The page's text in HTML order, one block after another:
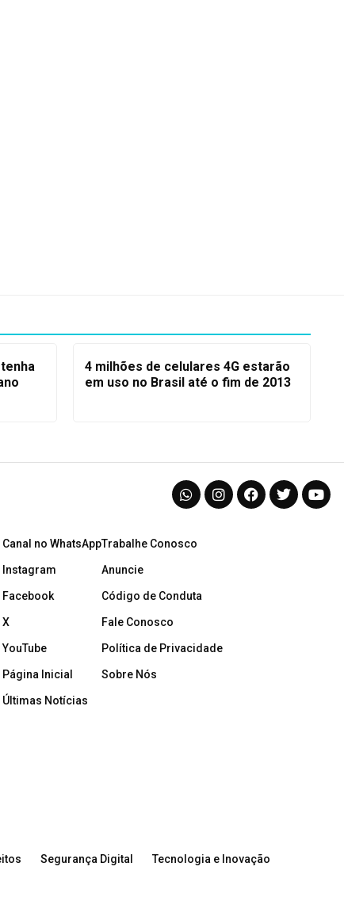
4 milhões de celulares 4G estarão
em uso no Brasil até o fim de 2013
Canal no WhatsApp
Instagram
Facebook
X
YouTube
Página Inicial
Últimas Notícias
Trabalhe Conosco
Anuncie
Código de Conduta
Fale Conosco
Política de Privacidade
Sobre Nós
Segurança Digital
Tecnologia e Inovação